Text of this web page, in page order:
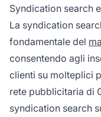
Syndication search
La syndication
fondamentale del
consentendo agli
clienti su molteplici
rete pubblicitaria di
syndication search